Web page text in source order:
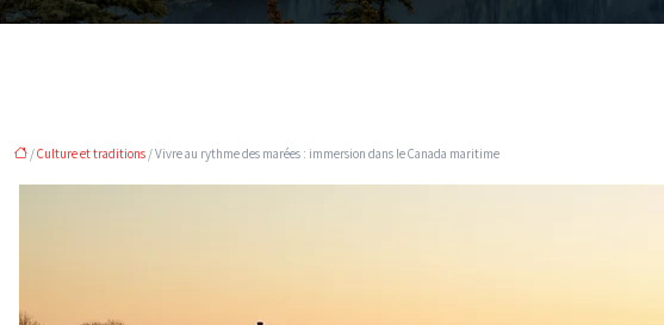
/Culture et traditions / Vivre au rythme des marées : immersion dans le Canada maritime